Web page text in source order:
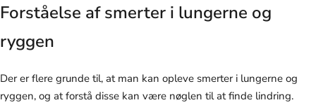
Forståelse af smerter i lungerne og
ryggen
Der er flere grunde til, at man kan opleve smerter i lungerne og
ryggen, og at forstå disse kan være nøglen til at finde lindring.